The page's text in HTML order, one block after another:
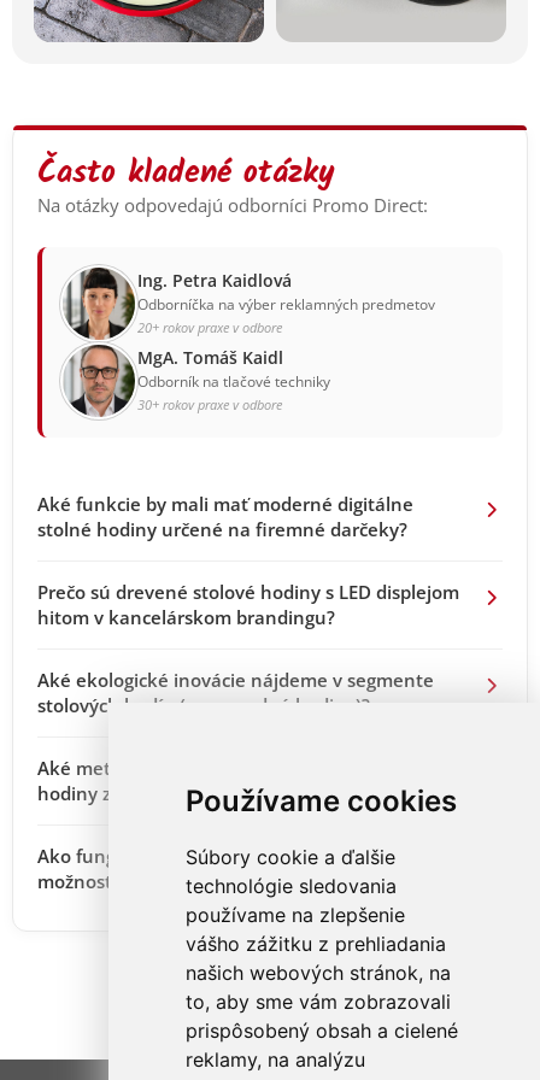
Používame cookies
Súbory cookie a ďalšie
technológie sledovania
používame na zlepšenie
vášho zážitku z prehliadania
našich webových stránok, na
to, aby sme vám zobrazovali
prispôsobený obsah a cielené
reklamy, na analýzu
Často kladené otázky
Na otázky odpovedajú odborníci Promo Direct:
Ing. Petra Kaidlová
Odborníčka na výber reklamných predmetov
20+ rokov praxe v odbore
MgA. Tomáš Kaidl
Odborník na tlačové techniky
30+ rokov praxe v odbore
Aké funkcie by mali mať moderné digitálne
stolné hodiny určené na firemné darčeky?
Prečo sú drevené stolové hodiny s LED displejom
hitom v kancelárskom brandingu?
Aké ekologické inovácie nájdeme v segmente
stolových hodín (napr. vodné hodiny)?
Aké metódy brandingu sú najlepšie pre stolné
hodiny z plastu, kovu a bambusu?
Ako funguje napájanie stolových hodín a ktorá
možnosť je výhodnejšia pre firemného klienta?